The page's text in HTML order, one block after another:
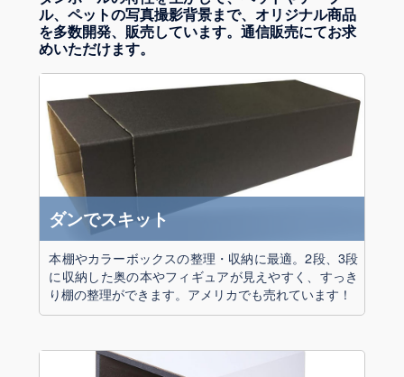
ル、ペットの写真撮影背景まで、オリジナル商品
を多数開発、販売しています。通信販売にてお求
めいただけます。
ダンでスキット
本棚やカラーボックスの整理・収納に最適。2段、3段
に収納した奥の本やフィギュアが見えやすく、すっき
り棚の整理ができます。アメリカでも売れています！